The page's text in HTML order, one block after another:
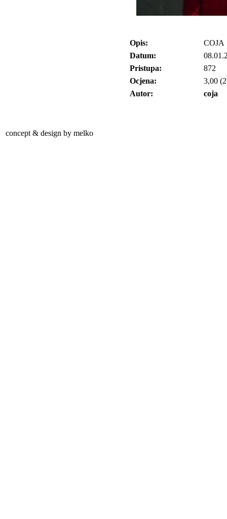
Opis:
COJA
Datum:
Pristupa:
872
Ocjena:
3,00
Autor:
coja
concept & design by melko